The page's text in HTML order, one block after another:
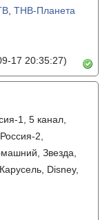
ТНВ-Планета
17 20:35:27)
1, 5 канал,
2,
Звезда,
Disney,